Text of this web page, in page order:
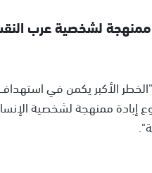
ممنهجة لشخصية عرب
الأكبر يكمن في
إبادة ممنهجة لشخصية